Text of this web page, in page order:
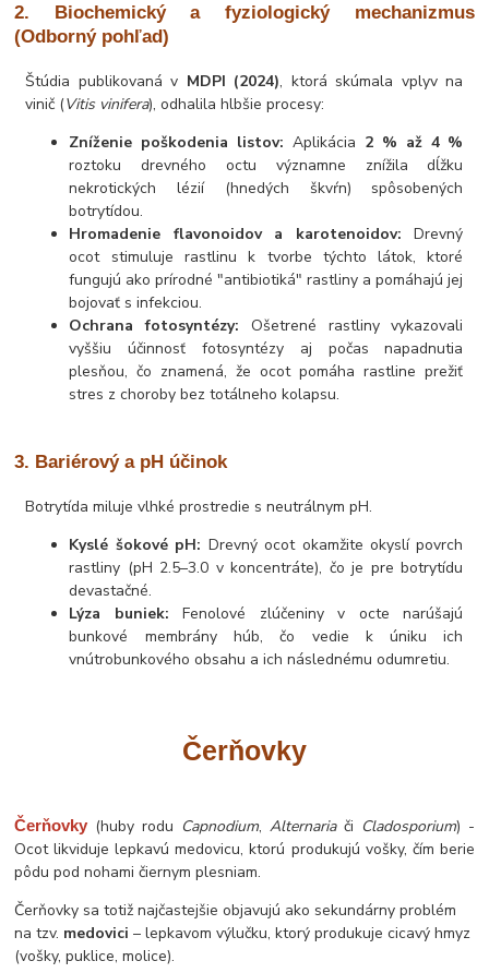
2. Biochemický a fyziologický mechanizmus
(Odborný pohľad)
Štúdia publikovaná v MDPI (2024), ktorá skúmala vplyv na
vinič (Vitis vinifera), odhalila hlbšie procesy:
Zníženie poškodenia listov: Aplikácia 2 % až 4 %
roztoku drevného octu významne znížila dĺžku
nekrotických lézií (hnedých škvŕn) spôsobených
botrytídou.
Hromadenie flavonoidov a karotenoidov: Drevný
ocot stimuluje rastlinu k tvorbe týchto látok, ktoré
fungujú ako prírodné "antibiotiká" rastliny a pomáhajú jej
bojovať s infekciou.
Ochrana fotosyntézy: Ošetrené rastliny vykazovali
vyššiu účinnosť fotosyntézy aj počas napadnutia
plesňou, čo znamená, že ocot pomáha rastline prežiť
stres z choroby bez totálneho kolapsu.
3. Bariérový a pH účinok
Botrytída miluje vlhké prostredie s neutrálnym pH.
Kyslé šokové pH: Drevný ocot okamžite okyslí povrch
rastliny (pH 2.5–3.0 v koncentráte), čo je pre botrytídu
devastačné.
Lýza buniek: Fenolové zlúčeniny v octe narúšajú
bunkové membrány húb, čo vedie k úniku ich
vnútrobunkového obsahu a ich následnému odumretiu.
Čerňovky
Čerňovky (huby rodu Capnodium, Alternariači Cladosporium) -
Ocot likviduje lepkavú medovicu, ktorú produkujú vošky, čím berie
pôdu pod nohami čiernym plesniam.
Čerňovky sa totiž najčastejšie objavujú ako sekundárny problém
na tzv. medovici – lepkavom výlučku, ktorý produkuje cicavý hmyz
(vošky, puklice, molice).